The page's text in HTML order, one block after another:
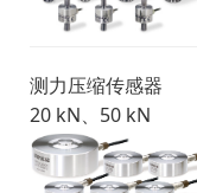
测力压缩传感器
20 kN、50 kN